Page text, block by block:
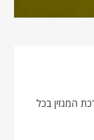
המגזין בכל